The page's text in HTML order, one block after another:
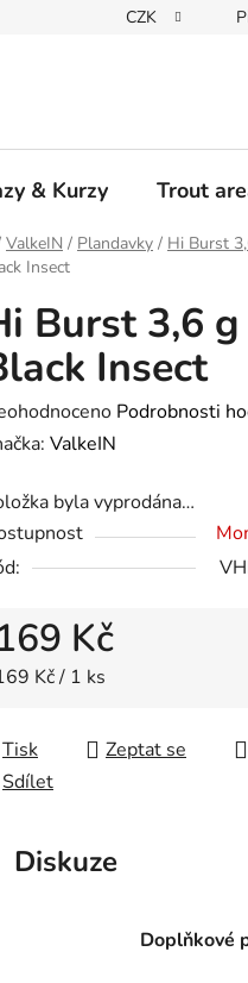
CZK
& Kurzy Trout
ValkeIN / Plandavky / Hi Burst
Insect
Burst 3,6
Insect
Podrobnosti
ValkeIN
byla vyprodána…
Kč
cena:
Kč / 1 ks
Tisk Zeptat se
Sdílet
Diskuze
Doplňkové